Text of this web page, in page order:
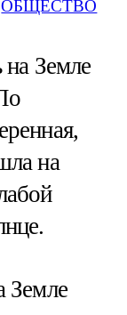
ОБЩЕСТВО
на Земле
на
Земле